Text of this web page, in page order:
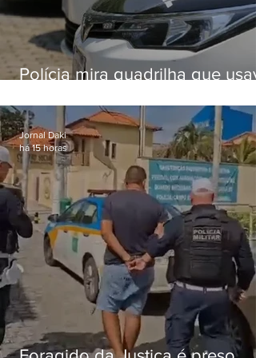
Polícia mira quadrilha que
o Comando Vermelho
Jornal Daki
há 15 horas